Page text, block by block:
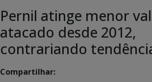
Pernil atinge menor
atacado desde 2012,
contrariando
Compartilhar: